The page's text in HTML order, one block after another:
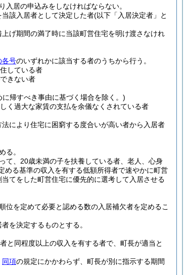
居の申込みをしなければならない。
該入居者として決定した者(以下「入居決定者」と
げ期間の満了時に当該町営住宅を明け渡さなけれ
各号のいずれかに該当する者のうちから行う。
している者
きない者
に帰すべき事由に基づく場合を除く。)
く過大な家賃の支払を余儀なくされている者
により住宅に困窮する度合いが高い者から入居者
る。
て、20歳未満の子を扶養している者、老人、心身
める基準の収入を有する低額所得者で速やかに町営
てをした町営住宅に優先的に選考して入居させる
を定めて必要と認める数の入居補欠者を定めるこ
を決定するものとする。
と同程度以上の収入を有する者で、町長が適当と
同項の規定にかかわらず、町長が別に指示する期間